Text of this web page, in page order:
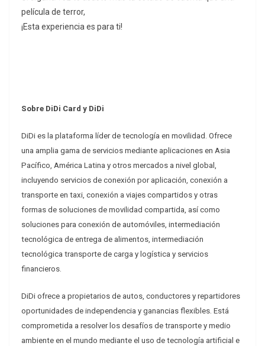
película de terror,
¡Esta experiencia es para ti!
Sobre DiDi Card y DiDi
DiDi es la plataforma líder de tecnología en movilidad. Ofrece
una amplia gama de servicios mediante aplicaciones en Asia
Pacífico, América Latina y otros mercados a nivel global,
incluyendo servicios de conexión por aplicación, conexión a
transporte en taxi, conexión a viajes compartidos y otras
formas de soluciones de movilidad compartida, así como
soluciones para conexión de automóviles, intermediación
tecnológica de entrega de alimentos, intermediación
tecnológica transporte de carga y logística y servicios
financieros.
DiDi ofrece a propietarios de autos, conductores y repartidores
oportunidades de independencia y ganancias flexibles. Está
comprometida a resolver los desafíos de transporte y medio
ambiente en el mundo mediante el uso de tecnología artificial e